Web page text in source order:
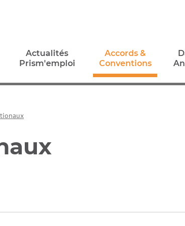
Actualités
Prism'emploi
Accords &
Conventions